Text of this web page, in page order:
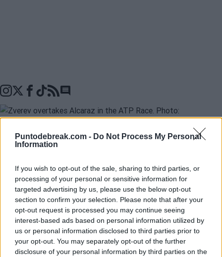
Puntodebreak.com - Do Not Process My Personal
Information
If you wish to opt-out of the sale, sharing to third parties, or
processing of your personal or sensitive information for
targeted advertising by us, please use the below opt-out
section to confirm your selection. Please note that after your
opt-out request is processed you may continue seeing
interest-based ads based on personal information utilized by
us or personal information disclosed to third parties prior to
your opt-out. You may separately opt-out of the further
disclosure of your personal information by third parties on the
Go to comments seciton
importante en laRace ATP, clasificación que recoge los
puntos ganados por cada tenista en lo que va de año,
tras ser campeón deRoland Garros 2026. El jugador
alemán se sitúa en la segunda posición, desplazando a
Carlos Alcarazal tercer puesto y situándose a tan solo
910 puntos deJannik Sinner.